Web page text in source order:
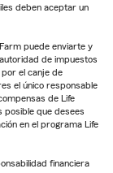
deben aceptar un
puede enviarte y
de impuestos
por el canje de
el único responsable
de Life
posible que desees
en el programa Life
financiera